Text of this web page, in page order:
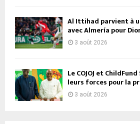
Al Ittihad parvient à
avec Almería pour
3 août 2026
Le COJOJ et
leurs forces pour la
3 août 2026